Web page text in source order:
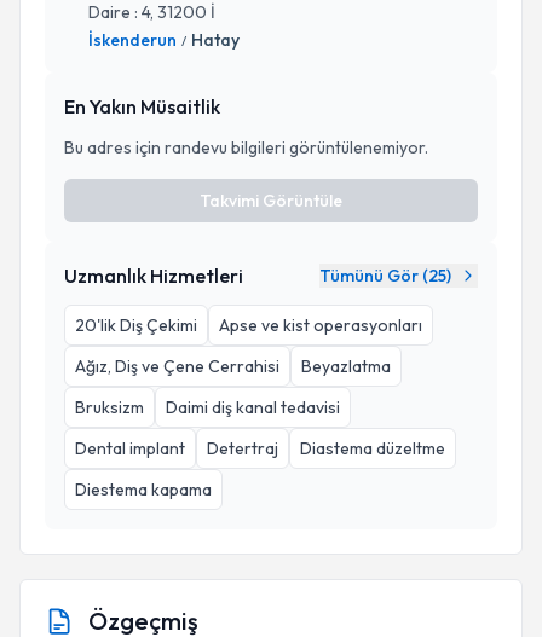
Daire : 4, 31200 İ
İskenderun / Hatay
En Yakın Müsaitlik
Bu adres için randevu bilgileri görüntülenemiyor.
Takvimi Görüntüle
Uzmanlık Hizmetleri Tümünü Gör (25)
20'lik Diş Çekimi
Apse ve kist operasyonları
Ağız, Diş ve Çene Cerrahisi
Beyazlatma
Bruksizm
Daimi diş kanal tedavisi
Dental implant
Detertraj
Diastema düzeltme
Diestema kapama
Özgeçmiş